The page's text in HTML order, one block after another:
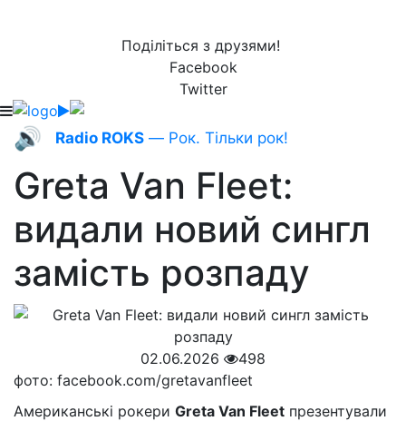
Поділіться з друзями!
Facebook
Twitter
🔊 Radio ROKS — Рок. Тільки рок!
Greta Van Fleet:
видали новий сингл
замість розпаду
02.06.2026
498
фото: facebook.com/gretavanfleet
Американські рокери Greta Van Fleet презентували